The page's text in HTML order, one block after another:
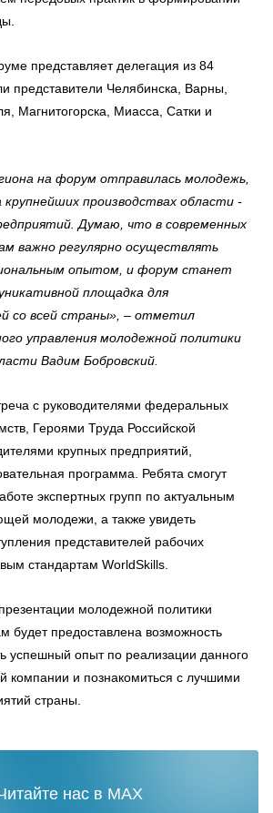
представляет делегация из 84
представители Челябинска, Варны,
Магнитогорска, Миасса, Сатки и
на форум отправилась молодежь,
производствах области -
Думаю, что в современных
важно регулярно осуществлять
опытом, и форум станет
площадка для
со всей страны», – отметил
управления молодежной политики
Вадим Бобровский.
с руководителями федеральных
Героями Труда Российской
крупных предприятий,
программа. Ребята смогут
экспертных групп по актуальным
молодежи, а также увидеть
представителей рабочих
стандартам WorldSkills.
молодежной политики
будет предоставлена возможность
успешный опыт по реализации данного
компании и познакомиться с лучшими
страны.
нас в MAX